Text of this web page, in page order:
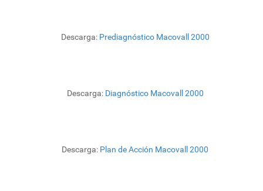
Descarga: Prediagnóstico Macovall 2000
Descarga: Diagnóstico Macovall 2000
Descarga: Plan de Acción Macovall 2000